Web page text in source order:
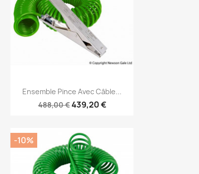
Aperçu rapide
Ensemble Pince Avec Câble...
488,00 €439,20 €
-10%